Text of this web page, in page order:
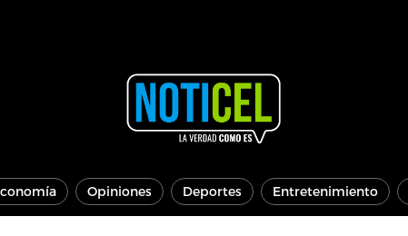
Opiniones Deportes Entretenimiento